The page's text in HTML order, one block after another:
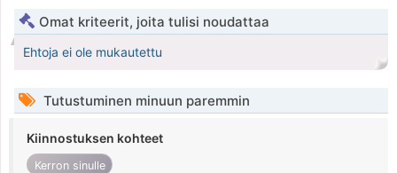
Omat kriteerit, joita tulisi noudattaa
Ehtoja ei ole mukautettu
Tutustuminen minuun paremmin
Kiinnostuksen kohteet
Kerron sinulle